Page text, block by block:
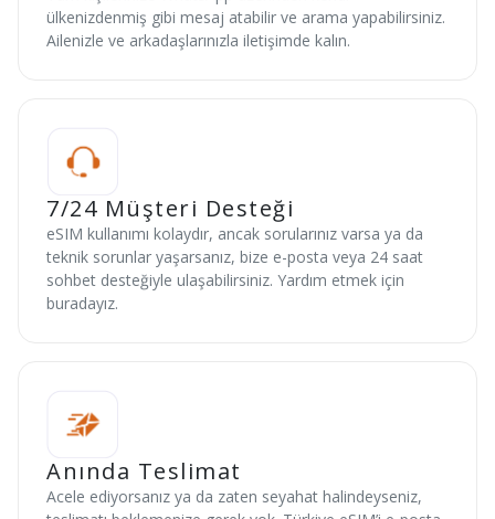
ülkenizdenmiş gibi mesaj atabilir ve arama yapabilirsiniz.
Ailenizle ve arkadaşlarınızla iletişimde kalın.
7/24 Müşteri Desteği
eSIM kullanımı kolaydır, ancak sorularınız varsa ya da
teknik sorunlar yaşarsanız, bize e-posta veya 24 saat
sohbet desteğiyle ulaşabilirsiniz. Yardım etmek için
buradayız.
Anında Teslimat
Acele ediyorsanız ya da zaten seyahat halindeyseniz,